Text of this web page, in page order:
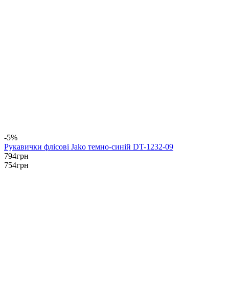
-5%
Рукавички флісові Jako темно-синій DT-1232-09
794грн
754грн